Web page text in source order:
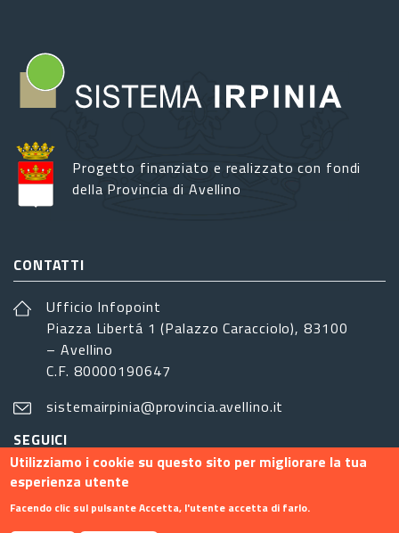
Progetto finanziato e realizzato con fondi
della Provincia di Avellino
CONTATTI
Ufficio Infopoint
Piazza Libertá 1 (Palazzo Caracciolo), 83100
– Avellino
C.F. 80000190647
sistemairpinia@provincia.avellino.it
SEGUICI
Utilizziamo i cookie su questo sito per migliorare la tua
esperienza utente
Facendo clic sul pulsante Accetta, l'utente accetta di farlo.